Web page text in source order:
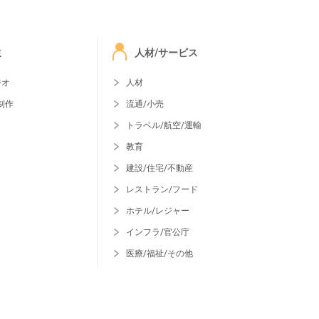
作
人材/サービス
人材
流通/小売
トラベル/航空/運輸
教育
建設/住宅/不動産
レストラン/フード
ホテル/レジャー
インフラ/官公庁
医療/福祉/その他